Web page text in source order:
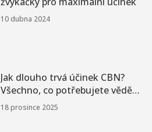
10 dubna 2024
Jak dlouho trvá účinek CBN?
Všechno, co potřebujete vědět
o trvání účinku konopného
cannabinoidu
18 prosince 2025